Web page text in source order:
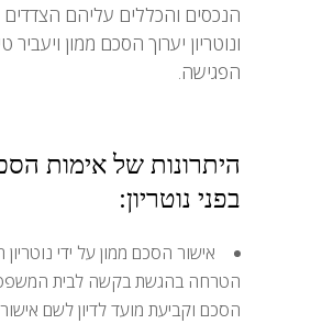
הנכסים והכללים עליהם הצדדים
ונוטריון יערוך הסכם ממון
הפגישה.
היתרונות של אימות
בפני נוטריון:
אישור הסכם ממון על ידי
הטרחה בהגשת בקשה לבית
הסכם וקביעת מועד לדיון לשם